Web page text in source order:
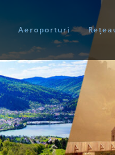
Aeroporturi